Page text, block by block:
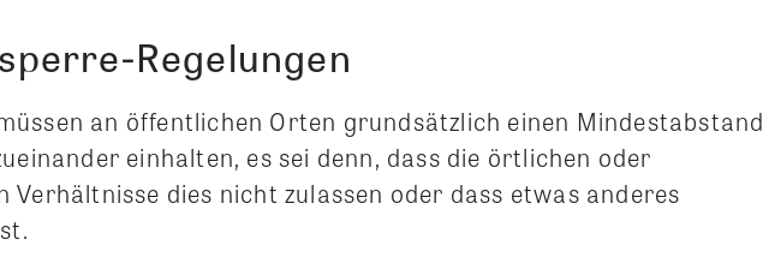
Regelungen
an öffentlichen Orten grundsätzlich einen Mindestabstand
einhalten, es sei denn, dass die örtlichen oder
Verhältnisse dies nicht zulassen oder dass etwas anderes